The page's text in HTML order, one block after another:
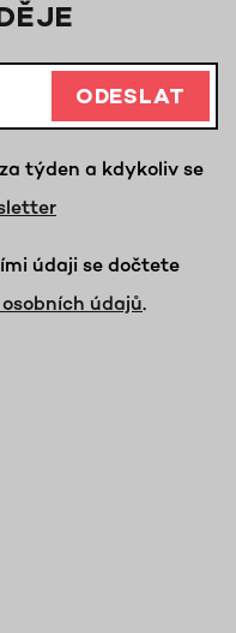
ODESLAT
týden a kdykoliv se
údaji se dočtete
údajů.